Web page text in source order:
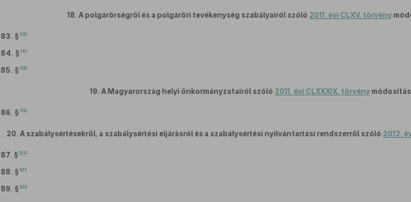
18. A polgárőrségről és a polgárőri tevékenység szabályairól szóló 2011. évi CLXV. törvény
83. § 116
84. § 117
85. § 118
19. A Magyarország helyi önkormányzatairól szóló 2011. évi CLXXXIX. törvény
86. § 119
20. A szabálysértésekről, a szabálysértési eljárásról és a szabálysértési nyilvántartási rendszerről szóló 2012.
87. § 120
88. § 121
89. § 122